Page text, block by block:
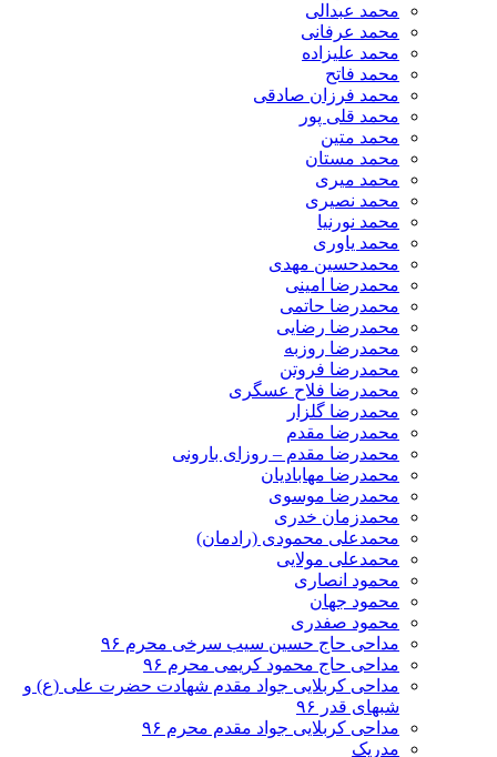
محمد عبدالی
محمد عرفانی
محمد علیزاده
محمد فاتح
محمد فرزان صادقی
محمد قلی پور
محمد متین
محمد مستان
محمد میری
محمد نصیری
محمد نورنیا
محمد یاوری
محمدحسین مهدی
محمدرضا امینی
محمدرضا حاتمی
محمدرضا رضایی
محمدرضا روزبه
محمدرضا فروتن
محمدرضا فلاح عسگری
محمدرضا گلزار
محمدرضا مقدم
محمدرضا مقدم – روزای بارونی
محمدرضا مهابادیان
محمدرضا موسوی
محمدزمان خدری
محمدعلی محمودی (رادمان)
محمدعلی مولایی
محمود انصاری
محمود جهان
محمود صفدری
مداحی حاج حسین سیب سرخی محرم ۹۶
مداحی حاج محمود کریمی محرم ۹۶
مداحی کربلایی جواد مقدم شهادت حضرت علی (ع) و
شبهای قدر ۹۶
مداحی کربلایی جواد مقدم محرم ۹۶
مدریک